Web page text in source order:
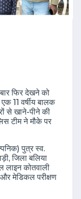
फिर देखने को
11 वर्षीय बालक
से खाने-पीने की
टीम ने मौके पर
पुत्र स्व.
जिला बलिया
लाइन कोतवाली
मेडिकल परीक्षण